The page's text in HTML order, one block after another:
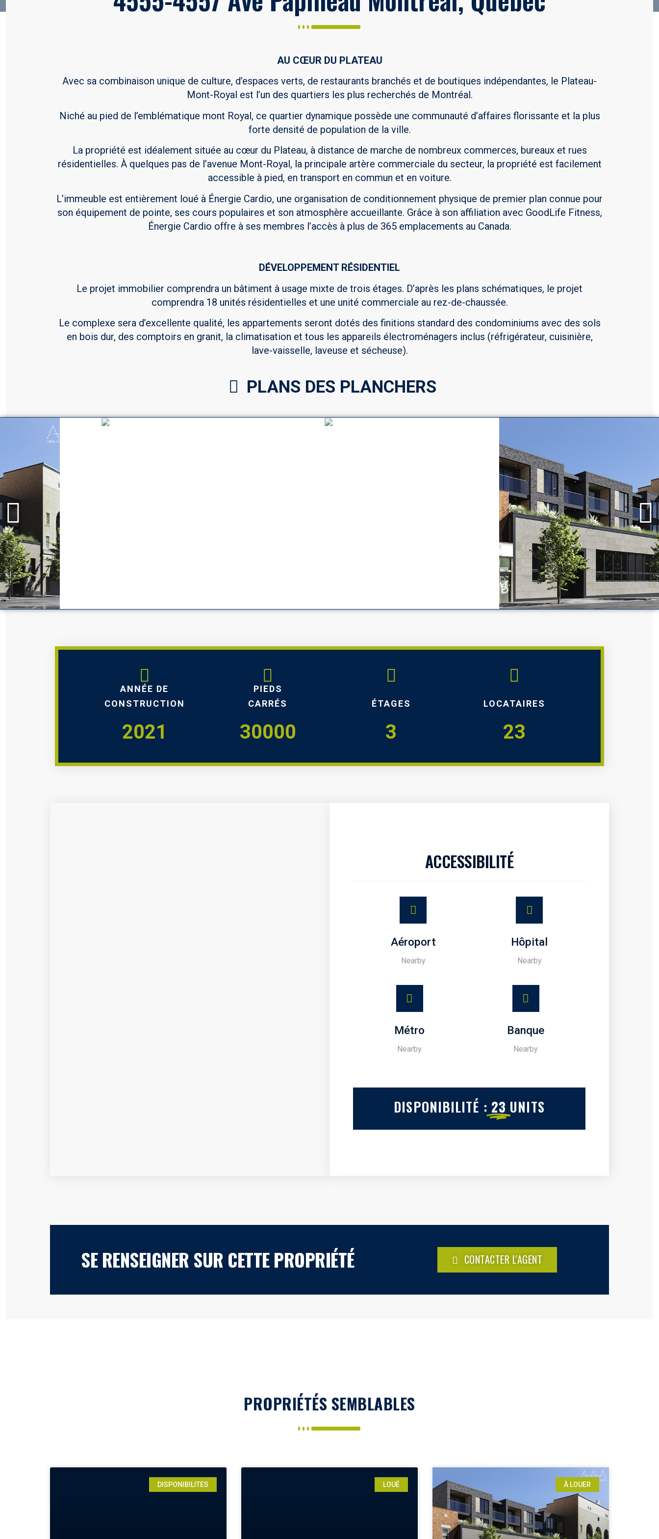
AU CŒUR DU PLATEAU
Avec sa combinaison unique de culture, d’espaces verts, de restaurants branchés et de boutiques indépendantes, le Plateau-
Mont-Royal est l’un des quartiers les plus recherchés de Montréal.
Niché au pied de l’emblématique mont Royal, ce quartier dynamique possède une communauté d’affaires florissante et la plus
forte densité de population de la ville.
La propriété est idéalement située au cœur du Plateau, à distance de marche de nombreux commerces, bureaux et rues
résidentielles. À quelques pas de l’avenue Mont-Royal, la principale artère commerciale du secteur, la propriété est facilement
accessible à pied, en transport en commun et en voiture.
L’immeuble est entièrement loué à Énergie Cardio, une organisation de conditionnement physique de premier plan connue pour
son équipement de pointe, ses cours populaires et son atmosphère accueillante. Grâce à son affiliation avec GoodLife Fitness,
Énergie Cardio offre à ses membres l’accès à plus de 365 emplacements au Canada.
DÉVELOPPEMENT RÉSIDENTIEL
Le projet immobilier comprendra un bâtiment à usage mixte de trois étages. D’après les plans schématiques, le projet
comprendra 18 unités résidentielles et une unité commerciale au rez-de-chaussée.
Le complexe sera d’excellente qualité, les appartements seront dotés des finitions standard des condominiums avec des sols
en bois dur, des comptoirs en granit, la climatisation et tous les appareils électroménagers inclus (réfrigérateur, cuisinière,
lave-vaisselle, laveuse et sécheuse).
PLANS DES PLANCHERS
ANNÉE DE
CONSTRUCTION
2021
PIEDS
CARRÉS
30000
ÉTAGES
3
LOCATAIRES
23
ACCESSIBILITÉ
Aéroport
Nearby
Hôpital
Nearby
Métro
Nearby
Banque
Nearby
DISPONIBILITÉ : 23 UNITS
SE RENSEIGNER SUR CETTE PROPRIÉTÉ CONTACTER L'AGENT
PROPRIÉTÉS SEMBLABLES
DISPONIBILITES LOUÉ À LOUER